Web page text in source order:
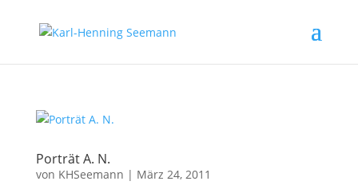
Porträt A. N.
von KHSeemann | März 24, 2011